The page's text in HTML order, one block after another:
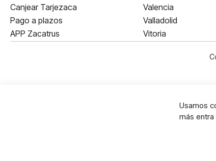
Canjear Tarjezaca
Pago a plazos
APP Zacatrus
Valencia
Valladolid
Vitoria
Usamos
más entra